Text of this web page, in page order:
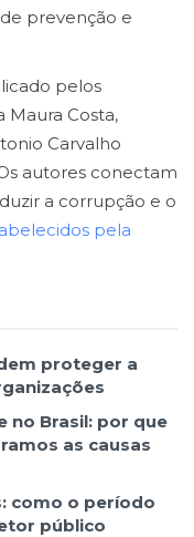
prevenção e
pelos
Maura Costa,
Carvalho
autores conectam
a corrupção e o
pela
proteger a
no Brasil: por que
as causas
como o período
público